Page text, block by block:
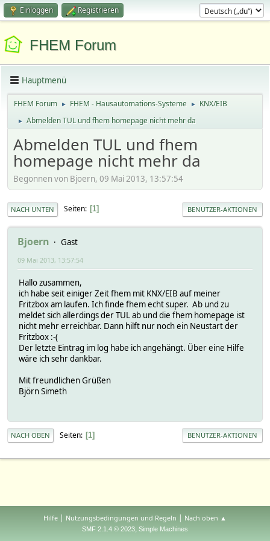
Einloggen Registrieren
FHEM Forum
Hauptmenü
FHEM Forum ► FHEM - Hausautomations-Systeme ► KNX/EIB
► Abmelden TUL und fhem homepage nicht mehr da
Abmelden TUL und fhem
homepage nicht mehr da
Begonnen von Bjoern, 09 Mai 2013, 13:57:54
NACH UNTEN Seiten 1 BENUTZER-AKTIONEN
Bjoern Gast
09 Mai 2013, 13:57:54
Hallo zusammen,
ich habe seit einiger Zeit fhem mit KNX/EIB auf meiner
Fritzbox am laufen. Ich finde fhem echt super. Ab und zu
meldet sich allerdings der TUL ab und die fhem homepage ist
nicht mehr erreichbar. Dann hilft nur noch ein Neustart der
Fritzbox :-(
Der letzte Eintrag im log habe ich angehängt. Über eine Hilfe
wäre ich sehr dankbar.
Mit freundlichen Grüßen
Björn Simeth
NACH OBEN Seiten 1 BENUTZER-AKTIONEN
Hilfe | Nutzungsbedingungen und Regeln | Nach oben ▲
SMF 2.1.4 © 2023, Simple Machines